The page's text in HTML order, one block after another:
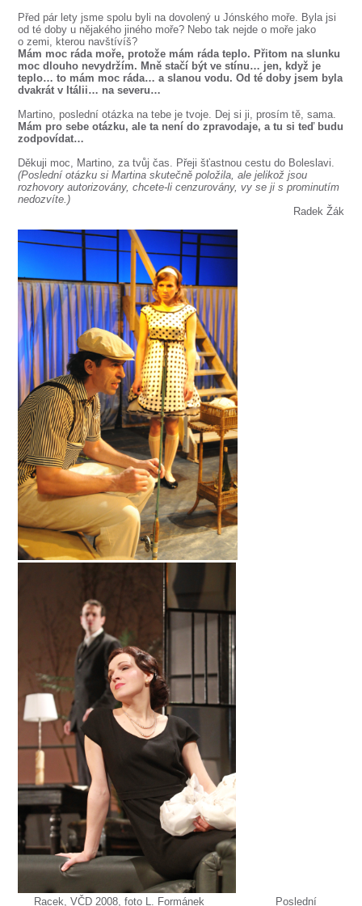
Před pár lety jsme spolu byli na dovolený u Jónského moře. Byla jsi
od té doby u nějakého jiného moře? Nebo tak nejde o moře jako
o zemi, kterou navštívíš?
Mám moc ráda moře, protože mám ráda teplo. Přitom na slunku
moc dlouho nevydržím. Mně stačí být ve stínu… jen, když je
teplo… to mám moc ráda… a slanou vodu. Od té doby jsem byla
dvakrát v Itálii… na severu…
Martino, poslední otázka na tebe je tvoje. Dej si ji, prosím tě, sama.
Mám pro sebe otázku, ale ta není do zpravodaje, a tu si teď budu
zodpovídat…
Děkuji moc, Martino, za tvůj čas. Přeji šťastnou cestu do Boleslavi.
(Poslední otázku si Martina skutečně položila, ale jelikož jsou
rozhovory autorizovány, chcete-li cenzurovány, vy se ji s prominutím
nedozvíte.)
Radek Žák
Racek, VČD 2008, foto L. Formánek Poslední